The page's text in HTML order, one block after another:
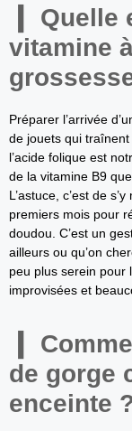
Quelle
vitamine
Préparer l’arrivée
de jouets qui
l’acide folique est
de la vitamine B9
L’astuce, c’est de
premiers mois pour
doudou. C’est un
ailleurs ou qu’on
peu plus serein pour
improvisées et
de gorge
enceinte